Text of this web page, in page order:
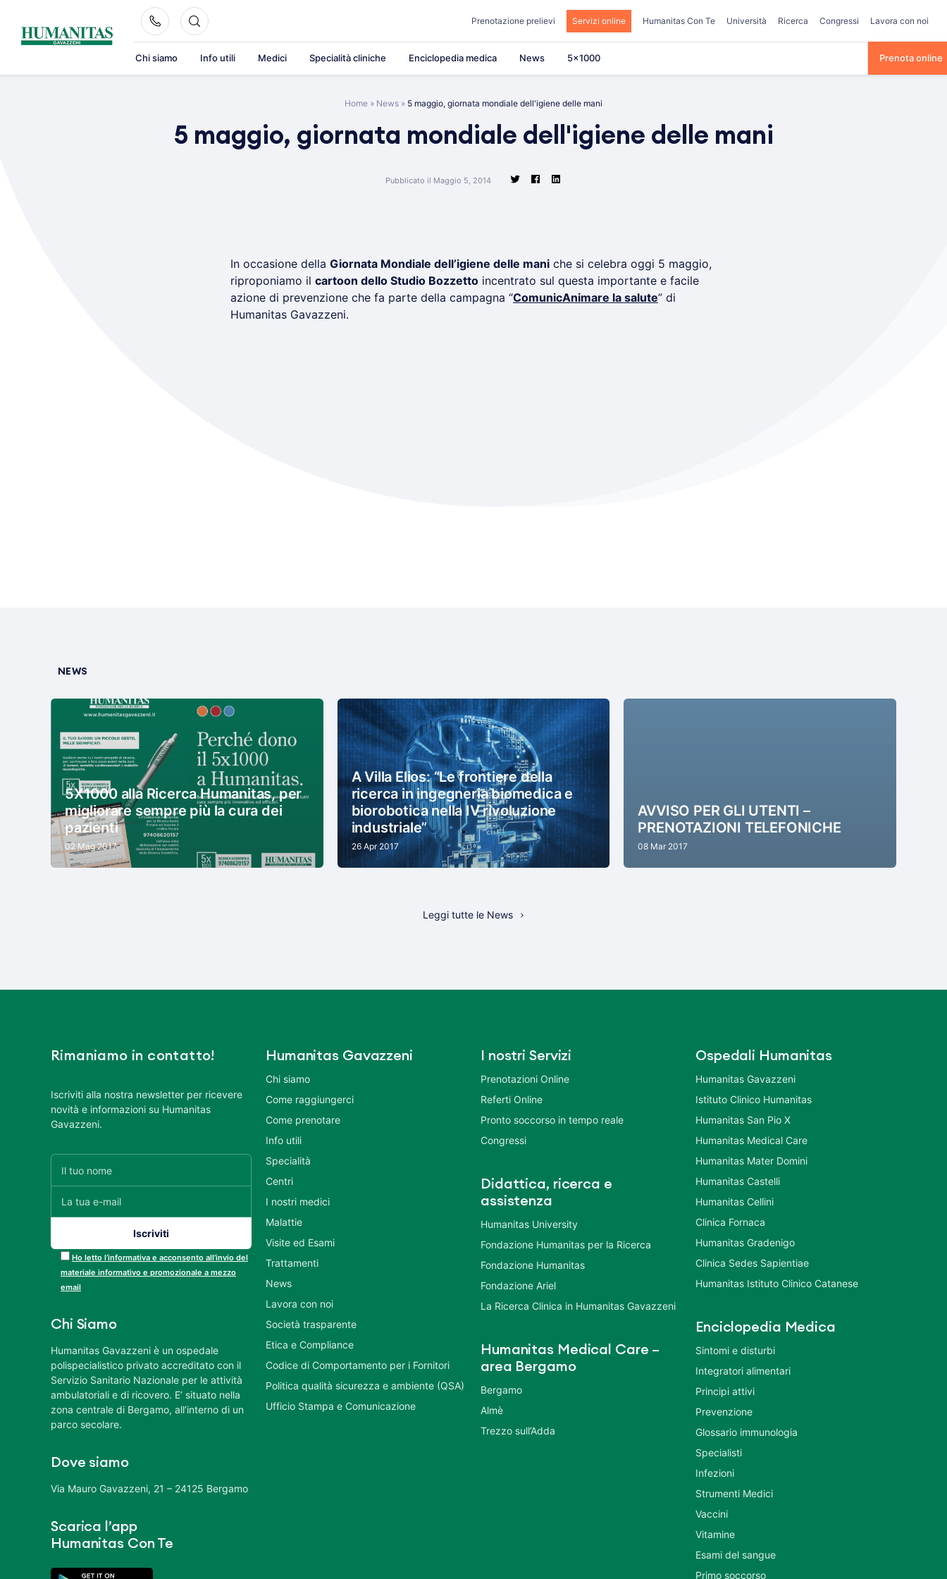
content
Prenotazione prelievi Servizi online Humanitas Con Te Università Ricerca Congressi Lavora con noi
Chi siamo Info utili Medici Specialità cliniche Enciclopedia medica News 5×1000 Prenota online
Home » News » 5 maggio, giornata mondiale dell'igiene delle mani
5 maggio, giornata mondiale dell'igiene delle mani
Pubblicato il Maggio 5, 2014
In occasione della Giornata Mondiale dell’igiene delle mani che si celebra oggi 5 maggio,
riproponiamo il cartoon dello Studio Bozzetto incentrato sul questa importante e facile
azione di prevenzione che fa parte della campagna “ComunicAnimare la salute” di
Humanitas Gavazzeni.
NEWS
5X1000 alla Ricerca Humanitas, per
migliorare sempre più la cura dei
pazienti
02 Mag 2017
A Villa Elios: “Le frontiere della
ricerca in ingegneria biomedica e
biorobotica nella IV rivoluzione
industriale”
26 Apr 2017
AVVISO PER GLI UTENTI –
PRENOTAZIONI TELEFONICHE
08 Mar 2017
Leggi tutte le News
Rimaniamo in contatto!
Iscriviti alla nostra newsletter per ricevere
novità e informazioni su Humanitas
Gavazzeni.
Ho letto l’informativa e acconsento all’invio del
materiale informativo e promozionale a mezzo
email
Chi Siamo
Humanitas Gavazzeni è un ospedale
polispecialistico privato accreditato con il
Servizio Sanitario Nazionale per le attività
ambulatoriali e di ricovero. E’ situato nella
zona centrale di Bergamo, all’interno di un
parco secolare.
Dove siamo
Via Mauro Gavazzeni, 21 – 24125 Bergamo
Scarica l’app
Humanitas Con Te
Humanitas Gavazzeni
Chi siamo
Come raggiungerci
Come prenotare
Info utili
Specialità
Centri
I nostri medici
Malattie
Visite ed Esami
Trattamenti
News
Lavora con noi
Società trasparente
Etica e Compliance
Codice di Comportamento per i Fornitori
Politica qualità sicurezza e ambiente (QSA)
Ufficio Stampa e Comunicazione
I nostri Servizi
Prenotazioni Online
Referti Online
Pronto soccorso in tempo reale
Congressi
Didattica, ricerca e
assistenza
Humanitas University
Fondazione Humanitas per la Ricerca
Fondazione Humanitas
Fondazione Ariel
La Ricerca Clinica in Humanitas Gavazzeni
Humanitas Medical Care –
area Bergamo
Bergamo
Almè
Trezzo sull’Adda
Ospedali Humanitas
Humanitas Gavazzeni
Istituto Clinico Humanitas
Humanitas San Pio X
Humanitas Medical Care
Humanitas Mater Domini
Humanitas Castelli
Humanitas Cellini
Clinica Fornaca
Humanitas Gradenigo
Clinica Sedes Sapientiae
Humanitas Istituto Clinico Catanese
Enciclopedia Medica
Sintomi e disturbi
Integratori alimentari
Principi attivi
Prevenzione
Glossario immunologia
Specialisti
Infezioni
Strumenti Medici
Vaccini
Vitamine
Esami del sangue
Primo soccorso